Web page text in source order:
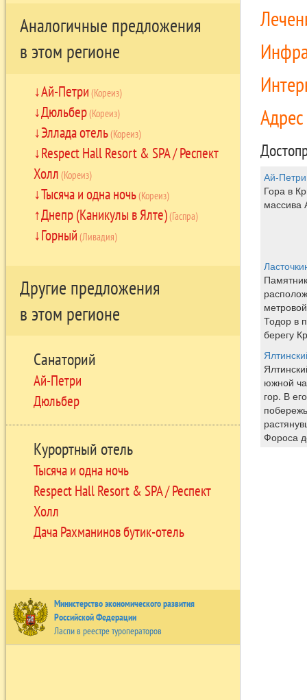
Аналогичные предложения
в этом регионе
Ай-Петри (Кореиз)
Дюльбер(Кореиз)
Эллада отель(Кореиз)
Respect Hall Resort & SPA / Респект
Холл (Кореиз)
Тысяча и одна ночь(Кореиз)
Днепр (Каникулы в Ялте)(Гаспра)
Горный (Ливадия)
Другие предложения
в этом регионе
Санаторий
Ай-Петри
Дюльбер
Курортный отель
Тысяча и одна ночь
Respect Hall Resort & SPA / Респект
Холл
Дача Рахманинов бутик-отель
Министерство экономического развития
Российской Федерации
Ласпи в реестре туроператоров
Адрес
Ай-Петри
Гора в
массива
Тодор в
берегу
южной
гор. В
Фороса